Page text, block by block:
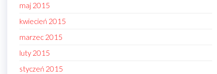
maj 2015
kwiecień 2015
marzec 2015
luty 2015
styczeń 2015